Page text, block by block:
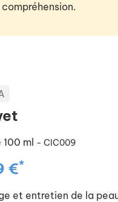
ml - CIC009
€*
et entretien de la